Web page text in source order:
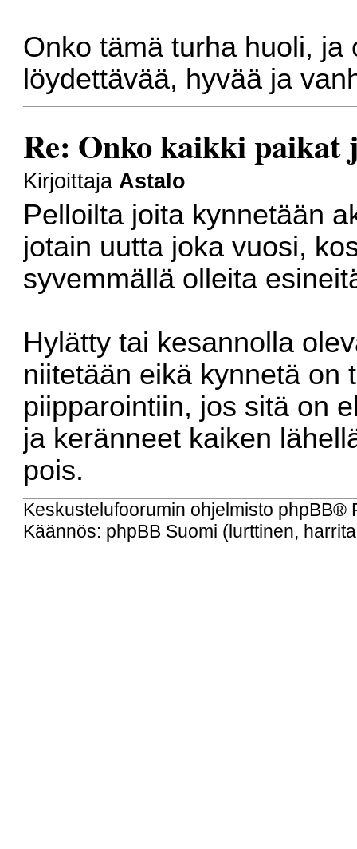
Onko tämä turha huoli,
löydettävää, hyvää ja
Re: Onko kaikki paikat
Kirjoittaja Astalo
Pelloilta joita kynnetään
jotain uutta joka vuosi,
syvemmällä olleita
Hylätty tai kesannolla
niitetään eikä kynnetä on
piipparointiin, jos sitä on
ja keränneet kaiken
pois.
Keskustelufoorumin ohjelmisto phpBB®
Käännös: phpBB Suomi (lurttinen,